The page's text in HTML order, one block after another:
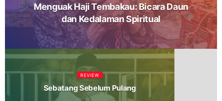
Menguak Haji Tembakau: Bicara Daun
dan Kedalaman Spiritual
REVIEW
Sebatang Sebelum Pulang